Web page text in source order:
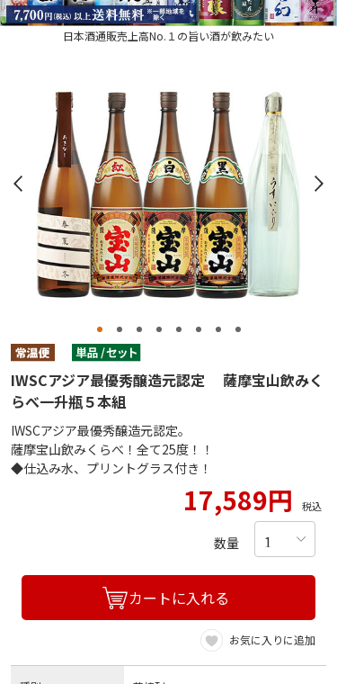
日本酒通販売上高No.１の旨い酒が飲みたい
IWSCアジア最優秀醸造元認定 薩摩宝山飲みく
らべ一升瓶５本組
IWSCアジア最優秀醸造元認定。
薩摩宝山飲みくらべ！全て25度！！
◆仕込み水、プリントグラス付き！
17,589円 税込
数量
カートに入れる
お気に入りに追加